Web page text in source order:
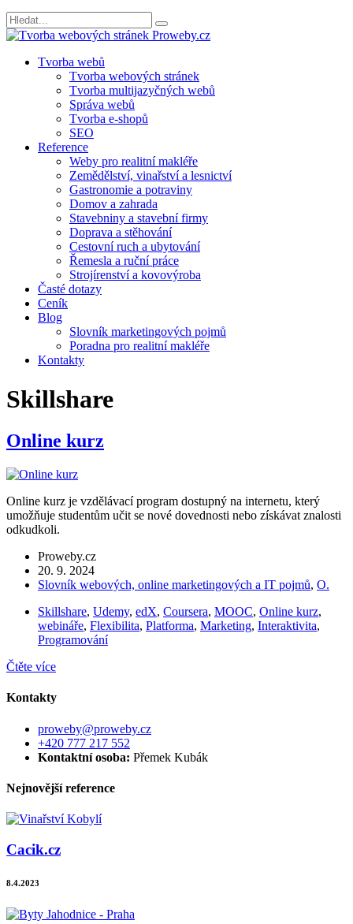
Tvorba webů
Tvorba webových stránek
Tvorba multijazyčných webů
Správa webů
Tvorba e-shopů
SEO
Reference
Weby pro realitní makléře
Zemědělství, vinařství a lesnictví
Gastronomie a potraviny
Domov a zahrada
Stavebniny a stavební firmy
Doprava a stěhování
Cestovní ruch a ubytování
Řemesla a ruční práce
Strojírenství a kovovýroba
Časté dotazy
Ceník
Blog
Slovník marketingových pojmů
Poradna pro realitní makléře
Kontakty
Skillshare
Online kurz
Online kurz je vzdělávací program dostupný na internetu, který
umožňuje studentům učit se nové dovednosti nebo získávat znalosti
odkudkoli.
Proweby.cz
20. 9. 2024
Slovník webových, online marketingových a IT pojmů, O.
Skillshare, Udemy, edX, Coursera, MOOC, Online kurz,
webináře, Flexibilita, Platforma, Marketing, Interaktivita,
Programování
Čtěte více
Kontakty
proweby@proweby.cz
+420 777 217 552
Kontaktní osoba: Přemek Kubák
Nejnovější reference
Cacik.cz
8.4.2023